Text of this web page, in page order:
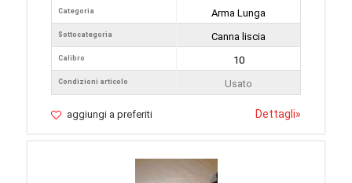
Categoria
Sottocategoria
Calibro
Condizioni articolo
Arma Lunga
Canna liscia
10
Usato
aggiungi a preferiti Dettagli»